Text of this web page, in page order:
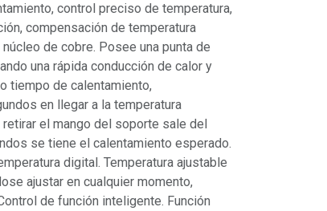
control preciso de temperatura,
compensación de temperatura
de cobre. Posee una punta de
una rápida conducción de calor y
tiempo de calentamiento,
en llegar a la temperatura
el mango del soporte sale del
se tiene el calentamiento esperado.
digital. Temperatura ajustable
ajustar en cualquier momento,
de función inteligente. Función